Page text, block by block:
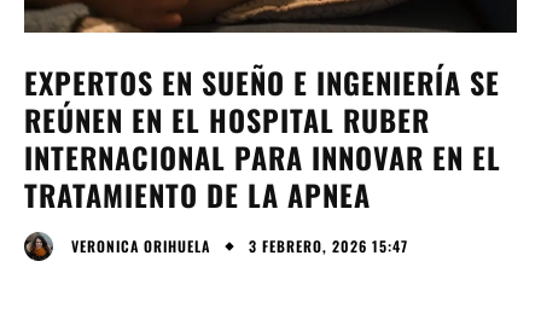
EXPERTOS EN SUEÑO E INGENIERÍA SE
REÚNEN EN EL HOSPITAL RUBER
INTERNACIONAL PARA INNOVAR EN EL
TRATAMIENTO DE LA APNEA
VERONICA ORIHUELA 3 FEBRERO, 2026 15:47